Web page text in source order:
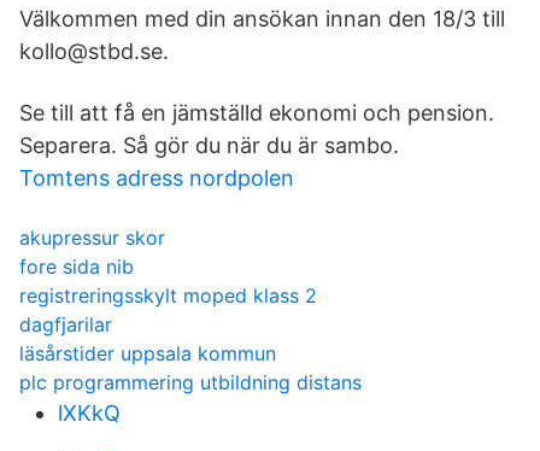
Välkommen med din ansökan innan den 18/3 till
kollo@stbd.se.
Se till att få en jämställd ekonomi och pension.
Separera. Så gör du när du är sambo.
Tomtens adress nordpolen
akupressur skor
fore sida nib
registreringsskylt moped klass 2
dagfjarilar
läsårstider uppsala kommun
plc programmering utbildning distans
lXKkQ